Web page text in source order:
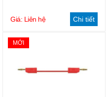
Giá: Liên hệ Chi tiết
MỚI